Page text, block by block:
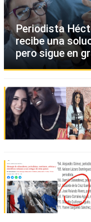
Periodista
recibe una
pero sigue en